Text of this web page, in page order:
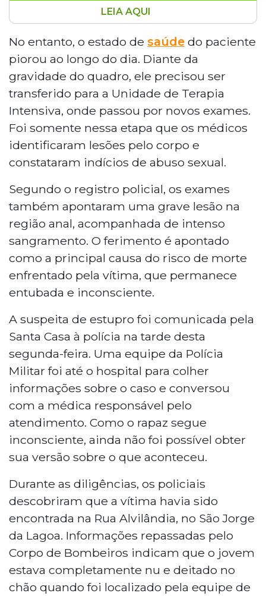
Um ajudante de mecânico de 26 anos
está internado em estado grave na Santa
Casa de Campo Grande após ser
encontrado nu e desacordado em uma
rua do Bairro São Jorge da Lagoa. Exames
realizados durante a internação
apontaram indícios de violência sexual e
lesões graves, incluindo ferimento anal
com sangramento intenso. O caso foi
registrado na Depac Cepol como estupro
e lesão corporal grave com perigo de vida.
LEIA AQUI
No entanto, o estado de saúde do paciente
piorou ao longo do dia. Diante da
gravidade do quadro, ele precisou ser
transferido para a Unidade de Terapia
Intensiva, onde passou por novos exames.
Foi somente nessa etapa que os médicos
identificaram lesões pelo corpo e
constataram indícios de abuso sexual.
Segundo o registro policial, os exames
também apontaram uma grave lesão na
região anal, acompanhada de intenso
sangramento. O ferimento é apontado
como a principal causa do risco de morte
enfrentado pela vítima, que permanece
entubada e inconsciente.
A suspeita de estupro foi comunicada pela
Santa Casa à polícia na tarde desta
segunda-feira. Uma equipe da Polícia
Militar foi até o hospital para colher
informações sobre o caso e conversou
com a médica responsável pelo
atendimento. Como o rapaz segue
inconsciente, ainda não foi possível obter
sua versão sobre o que aconteceu.
Durante as diligências, os policiais
descobriram que a vítima havia sido
encontrada na Rua Alvilândia, no São Jorge
da Lagoa. Informações repassadas pelo
Corpo de Bombeiros indicam que o jovem
estava completamente nu e deitado no
chão quando foi localizado pela equipe de